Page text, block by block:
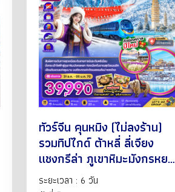
ทัวร์จีน คุนหมิง (ไม่ลงร้าน)
รวมทิปไกด์ ต้าหลี่ ลี่เจียง
แชงกรีล่า ภูเขาหิมะมังกรหยก
รถไฟความเร็วสูง ช่องแคบ
ระยะเวลา : 6 วัน